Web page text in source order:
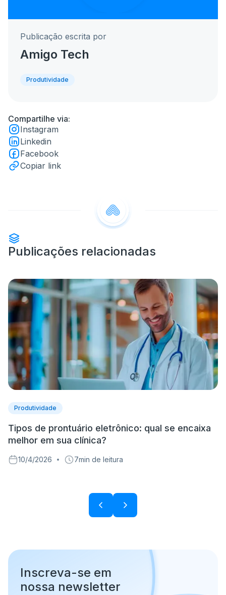
Publicação escrita por
Amigo Tech
Produtividade
Compartilhe via:
Instagram
Linkedin
Facebook
Copiar link
Publicações relacionadas
Produtividade
Tipos de prontuário eletrônico: qual se encaixa
melhor em sua clínica?
10/4/2026 7min de leitura
Inscreva-se em
nossa newsletter